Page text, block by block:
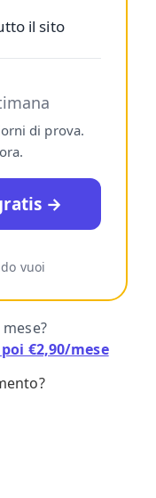
il sito
di prova.
→
vuoi
€2,90/mese